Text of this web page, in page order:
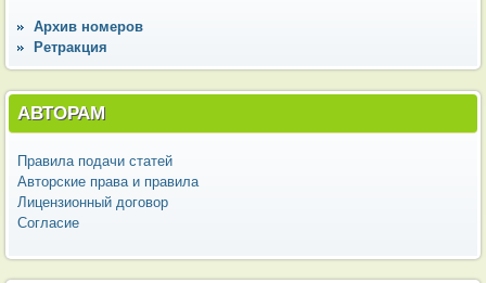
Архив номеров
Ретракция
АВТОРАМ
Правила подачи статей
Авторские права и правила
Лицензионный договор
Согласие